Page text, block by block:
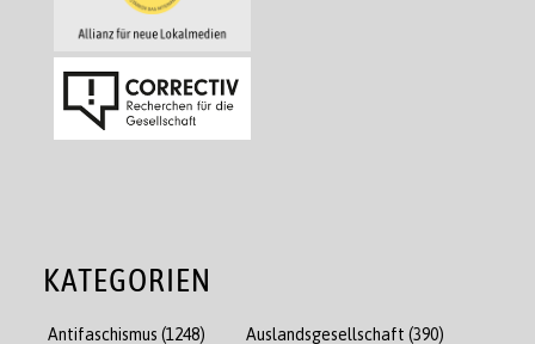
KATEGORIEN
Antifaschismus (1248) Auslandsgesellschaft (390)